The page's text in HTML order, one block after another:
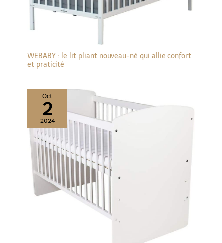
WEBABY : le lit pliant nouveau-né qui allie confort
et praticité
Oct
2
2024